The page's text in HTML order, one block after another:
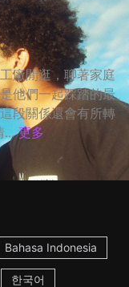
廠閒逛，聊著家庭
他們一起踩踏的最
段關係還會有所轉
... 更多
Bahasa Indonesia
한국어